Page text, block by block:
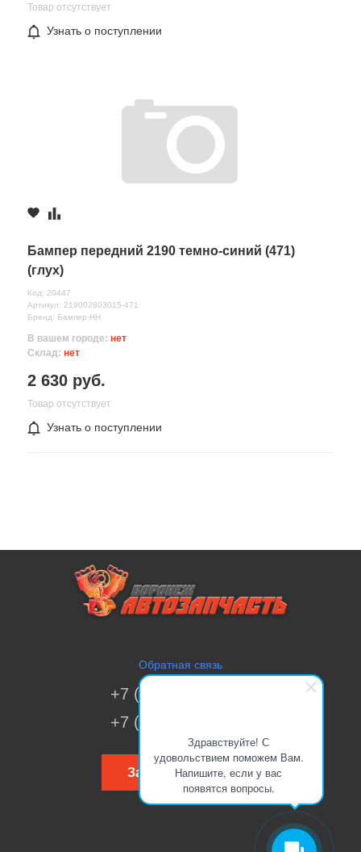
Здравствуйте! С
удовольствием поможем Вам.
Напишите, если у вас
появятся вопросы.
Товар отсутствует
Узнать о поступлении
Бампер передний 2190 темно-синий (471)
(глух)
Код: 20447
Артикул: 219002803015-471
Бренд: Бампер-НН
В вашем городе: нет
Склад: нет
2 630 руб.
Товар отсутствует
Узнать о поступлении
Обратная связь
+7 (473) 269-41-51
+7 (473) 200-70-00
Заказать звонок